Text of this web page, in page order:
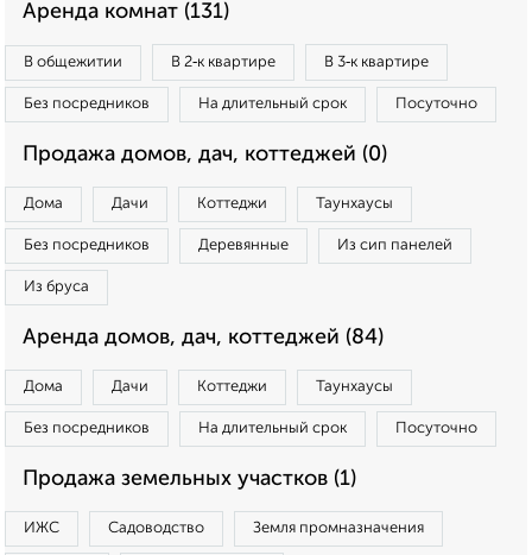
Аренда комнат (131)
В общежитии В 2‑к квартире В 3‑к квартире
Без посредников На длительный срок Посуточно
Продажа домов, дач, коттеджей (0)
Дома Дачи Коттеджи Таунхаусы
Без посредников Деревянные Из сип панелей
Из бруса
Аренда домов, дач, коттеджей (84)
Дома Дачи Коттеджи Таунхаусы
Без посредников На длительный срок Посуточно
Продажа земельных участков (1)
ИЖС Садоводство Земля промназначения